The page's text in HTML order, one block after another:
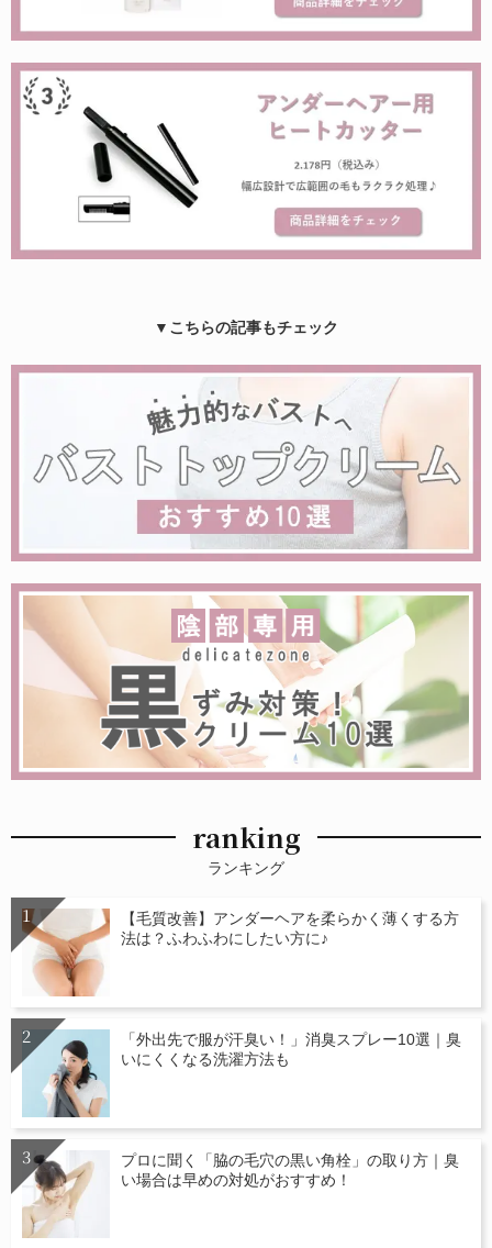
▼こちらの記事もチェック
ranking
ランキング
【毛質改善】アンダーヘアを柔らかく薄くする方
法は？ふわふわにしたい方に♪
「外出先で服が汗臭い！」消臭スプレー10選｜臭
いにくくなる洗濯方法も
プロに聞く「脇の毛穴の黒い角栓」の取り方｜臭
い場合は早めの対処がおすすめ！